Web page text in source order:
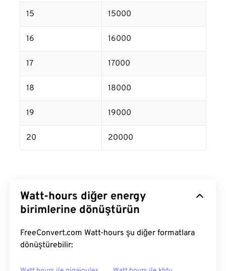
15 15000
16 16000
17 17000
18 18000
19 19000
20 20000
Watt-hours diğer energy
birimlerine dönüştürün
FreeConvert.com Watt-hours şu diğer formatlara
dönüştürebilir: